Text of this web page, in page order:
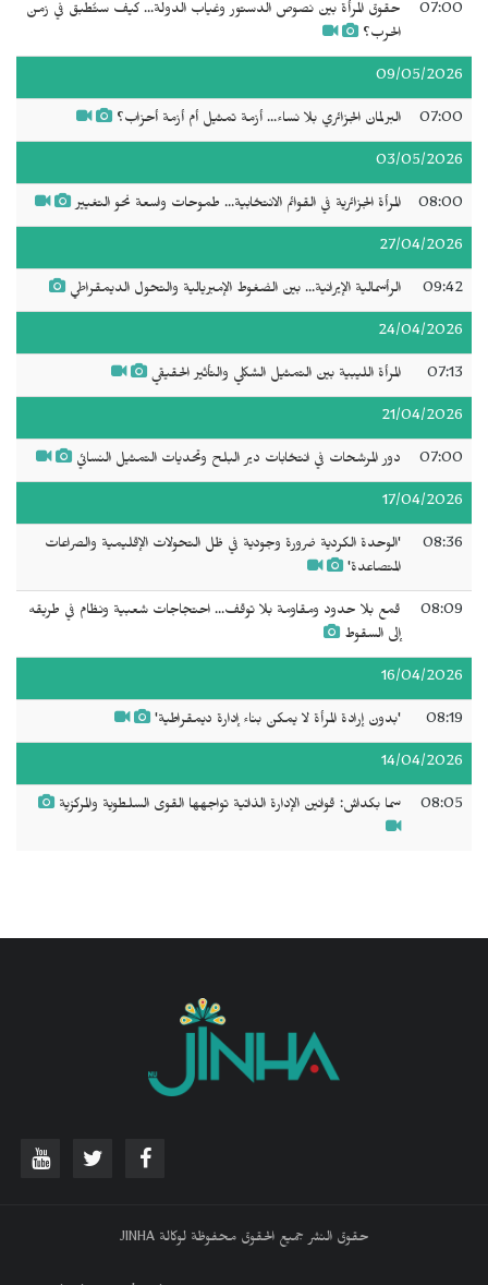
07:00
حقوق المرأة بين نصوص الدستور وغياب الدولة... كيف ستُطبق في زمن
الحرب؟
09/05/2026
07:00 البرلمان الجزائري بلا نساء... أزمة تمثيل أم أزمة أحزاب؟
03/05/2026
08:00 المرأة الجزائرية في القوائم الانتخابية... طموحات واسعة نحو التغيير
27/04/2026
09:42 الرأسمالية الإيرانية... بين الضغوط الإمبريالية والتحول الديمقراطي
24/04/2026
07:13 المرأة الليبية بين التمثيل الشكلي والتأثير الحقيقي
21/04/2026
07:00 دور المرشحات في انتخابات دير البلح وتحديات التمثيل النسائي
17/04/2026
08:36
'الوحدة الكردية ضرورة وجودية في ظل التحولات الإقليمية والصراعات
المتصاعدة'
08:09
قمع بلا حدود ومقاومة بلا توقف... احتجاجات شعبية ونظام في طريقه
إلى السقوط
16/04/2026
08:19 'بدون إرادة المرأة لا يمكن بناء إدارة ديمقراطية'
14/04/2026
08:05 سما بكداش: قوانين الإدارة الذاتية تواجهها القوى السلطوية والمركزية
حقوق النشر جميع الحقوق محفوظة لوكالة JINHA